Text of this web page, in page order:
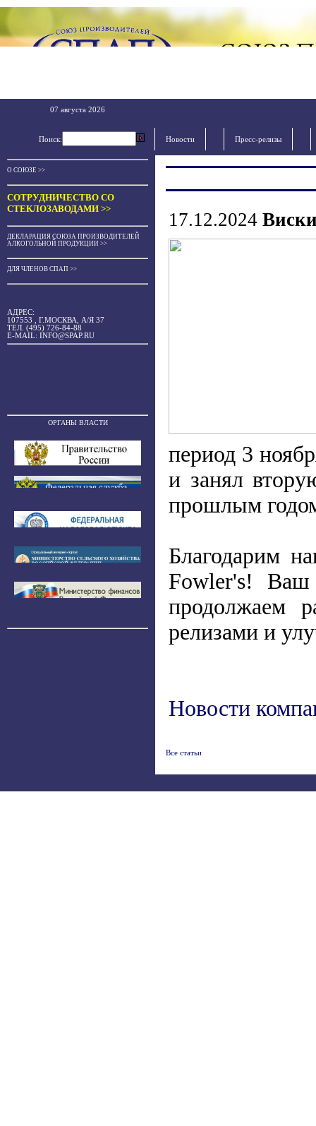
07 августа 2026
Поиск: Новости Пресс-релизы
О СОЮЗЕ >>
СОТРУДНИЧЕСТВО СО
СТЕКЛОЗАВОДАМИ >>
ДЕКЛАРАЦИЯ СОЮЗА ПРОИЗВОДИТЕЛЕЙ
АЛКОГОЛЬНОЙ ПРОДУКЦИИ >>
ДЛЯ ЧЛЕНОВ СПАП >>
АДРЕС:
107553 , Г.МОСКВА, А/Я 37
ТЕЛ. (495) 726-84-88
E-MAIL: INFO@SPAP.RU
ОРГАНЫ ВЛАСТИ
17.12.2024
период 3
и занял
прошлым
Благодарим
Fowler's! Ваш
продолжаем
релизами и
Новости
Все статьи